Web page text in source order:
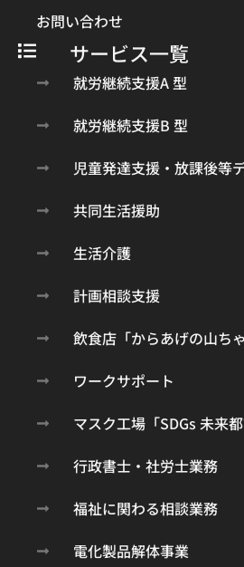
お問い合わせ
サービス一覧
就労継続支援A 型
就労継続支援B 型
児童発達支援・放課後等
共同生活援助​
生活介護
計画相談支援
飲食店「からあげの山ちゃ
ワークサポート
マスク工場「SDGs 未来都
行政書士・社労士業務
福祉に関わる相談業務
電化製品解体事業